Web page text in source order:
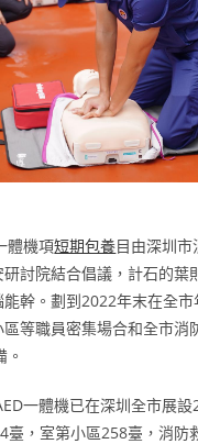
體機項短期包養目由深圳
討院結合倡議，計石的葉
能幹。劃到2022年末在全
等職員密集場合和全市消
一體機已在深圳全市展
臺，室第小區258臺，消防